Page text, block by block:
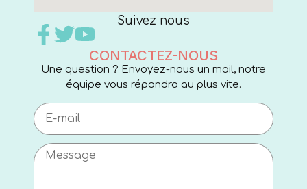
Suivez nous
CONTACTEZ-NOUS
Une question ? Envoyez-nous un mail, notre
équipe vous répondra au plus vite.